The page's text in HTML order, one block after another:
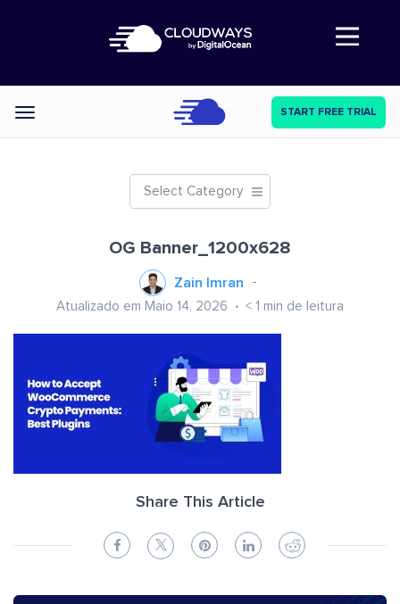
Abre a navegação
Categories START FREE TRIAL
Select Category
OG Banner_1200x628
Zain Imran
Atualizado em Maio 14, 2026 < 1 min de leitura
Share This Article